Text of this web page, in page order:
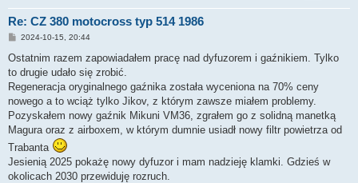
Re: CZ 380 motocross typ 514 1986
P
s
2024-10-15, 20:44
Ostatnim razem zapowiadałem pracę nad dyfuzorem i gaźnikiem. Tylko
to drugie udało się zrobić.
Regeneracja oryginalnego gaźnika została wyceniona na 70% ceny
nowego a to wciąż tylko Jikov, z którym zawsze miałem problemy.
Pozyskałem nowy gaźnik Mikuni VM36, zgrałem go z solidną manetką
Magura oraz z airboxem, w którym dumnie usiadł nowy filtr powietrza od
Trabanta
Jesienią 2025 pokażę nowy dyfuzor i mam nadzieję klamki. Gdzieś w
okolicach 2030 przewiduję rozruch.